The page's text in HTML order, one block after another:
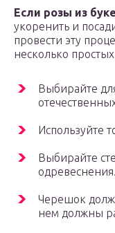
Если розы из
укоренить и
провести эту
несколько
Выбирайте
Используйте
Выбирайте
одревеснения.
Черешок
нем должны